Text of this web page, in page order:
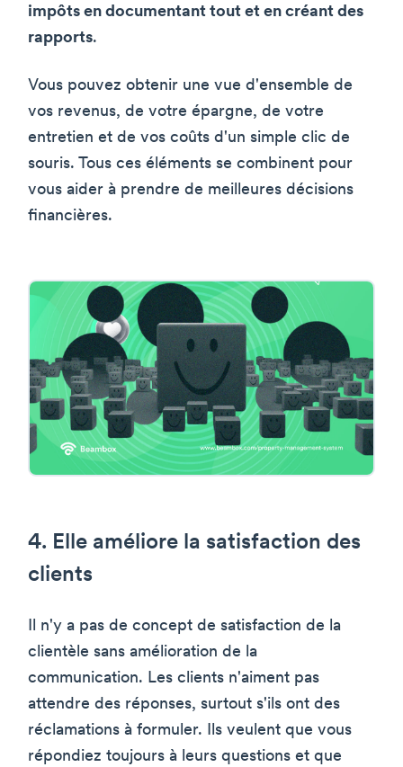
impôts en documentant tout et en créant des
rapports.
Vous pouvez obtenir une vue d'ensemble de
vos revenus, de votre épargne, de votre
entretien et de vos coûts d'un simple clic de
souris. Tous ces éléments se combinent pour
vous aider à prendre de meilleures décisions
financières.
4. Elle améliore la satisfaction des
clients
Il n'y a pas de concept de satisfaction de la
clientèle sans amélioration de la
communication. Les clients n'aiment pas
attendre des réponses, surtout s'ils ont des
réclamations à formuler. Ils veulent que vous
répondiez toujours à leurs questions et que